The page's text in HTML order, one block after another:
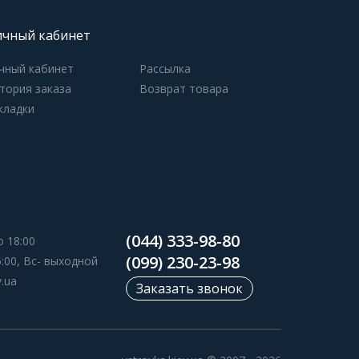
кабинет
кабинет
заказа
Рассылка
Возврат товара
18:00
Вс- выходной
(044) 333-98-80
(099) 230-23-98
Заказать звонок